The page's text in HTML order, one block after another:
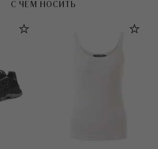
С ЧЕМ НОСИТЬ